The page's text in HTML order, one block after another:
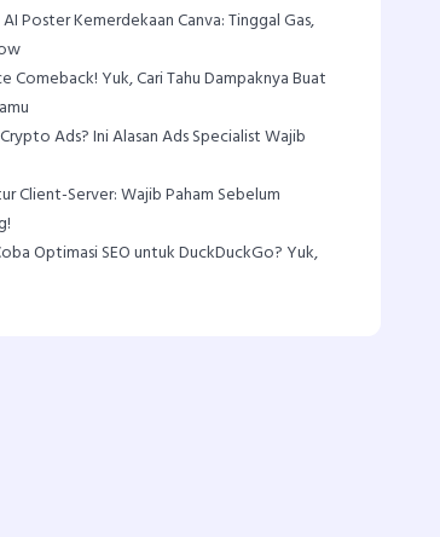
Poster Kemerdekaan Canva: Tinggal Gas,
Comeback! Yuk, Cari Tahu Dampaknya Buat
Ads? Ini Alasan Ads Specialist Wajib
Client-Server: Wajib Paham Sebelum
Optimasi SEO untuk DuckDuckGo? Yuk,